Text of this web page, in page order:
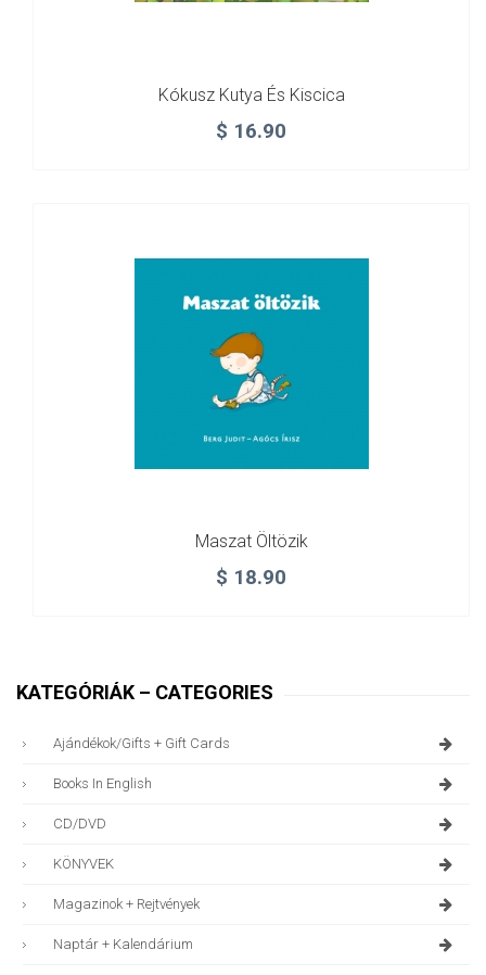
Kókusz Kutya És Kiscica
$ 16.90
Maszat Öltözik
$ 18.90
KATEGÓRIÁK – CATEGORIES
Ajándékok/gifts + Gift Cards
Books In English
CD/DVD
KÖNYVEK
Magazinok + Rejtvények
Naptár + Kalendárium